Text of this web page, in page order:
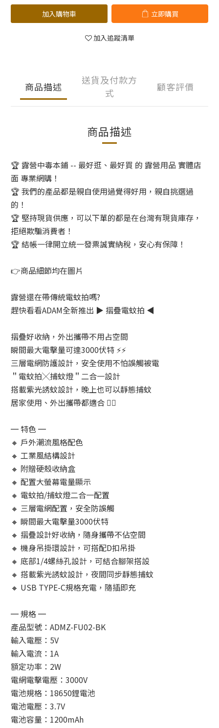
加入購物車 立即購買
加入追蹤清單
商品描述
送貨及付款方
式
顧客評價
商品描述
🏆 露營中毒本鋪 -- 最好逛、最好買 的 露營用品 實體店
面 專業網購！
🏆 我們的產品都是親自使用過覺得好用，親自挑選過
的！
🏆 堅持現貨供應，可以下單的都是在台灣有現貨庫存，
拒絕欺騙消費者！
🏆 結帳一律開立統一發票誠實納稅，安心有保障！
👉商品細節均在圖片
露營還在帶傳統電蚊拍嗎?
趕快看看ADAM全新推出 ▶ 摺疊電蚊拍 ◀
摺疊好收納，外出攜帶不用占空間
瞬間最大電擊量可達3000伏特 ⚡⚡
三層電網防護設計，安全使用不怕誤觸被電
＂電蚊拍╳捕蚊燈＂二合一設計
搭載紫光誘蚊設計，晚上也可以靜態捕蚊
居家使用、外出攜帶都適合 👍🏻
═ 特色 ═
🔸 戶外潮流風格配色
🔸 工業風結構設計
🔸 附贈硬殼收納盒
🔸 配置大螢幕電量顯示
🔸 電蚊拍/捕蚊燈二合一配置
🔸 三層電網配置，安全防誤觸
🔸 瞬間最大電擊量3000伏特
🔸 摺疊設計好收納，隨身攜帶不佔空間
🔸 機身吊掛環設計，可搭配D扣吊掛
🔸 底部1/4螺絲孔設計，可結合腳架搭設
🔸 搭載紫光誘蚊設計，夜間同步靜態捕蚊
🔸 USB TYPE-C規格充電，隨插即充
═ 規格 ═
產品型號：ADMZ-FU02-BK
輸入電壓：5V
輸入電流：1A
額定功率：2W
電網電擊電壓：3000V
電池規格：18650鋰電池
電池電壓：3.7V
電池容量：1200mAh